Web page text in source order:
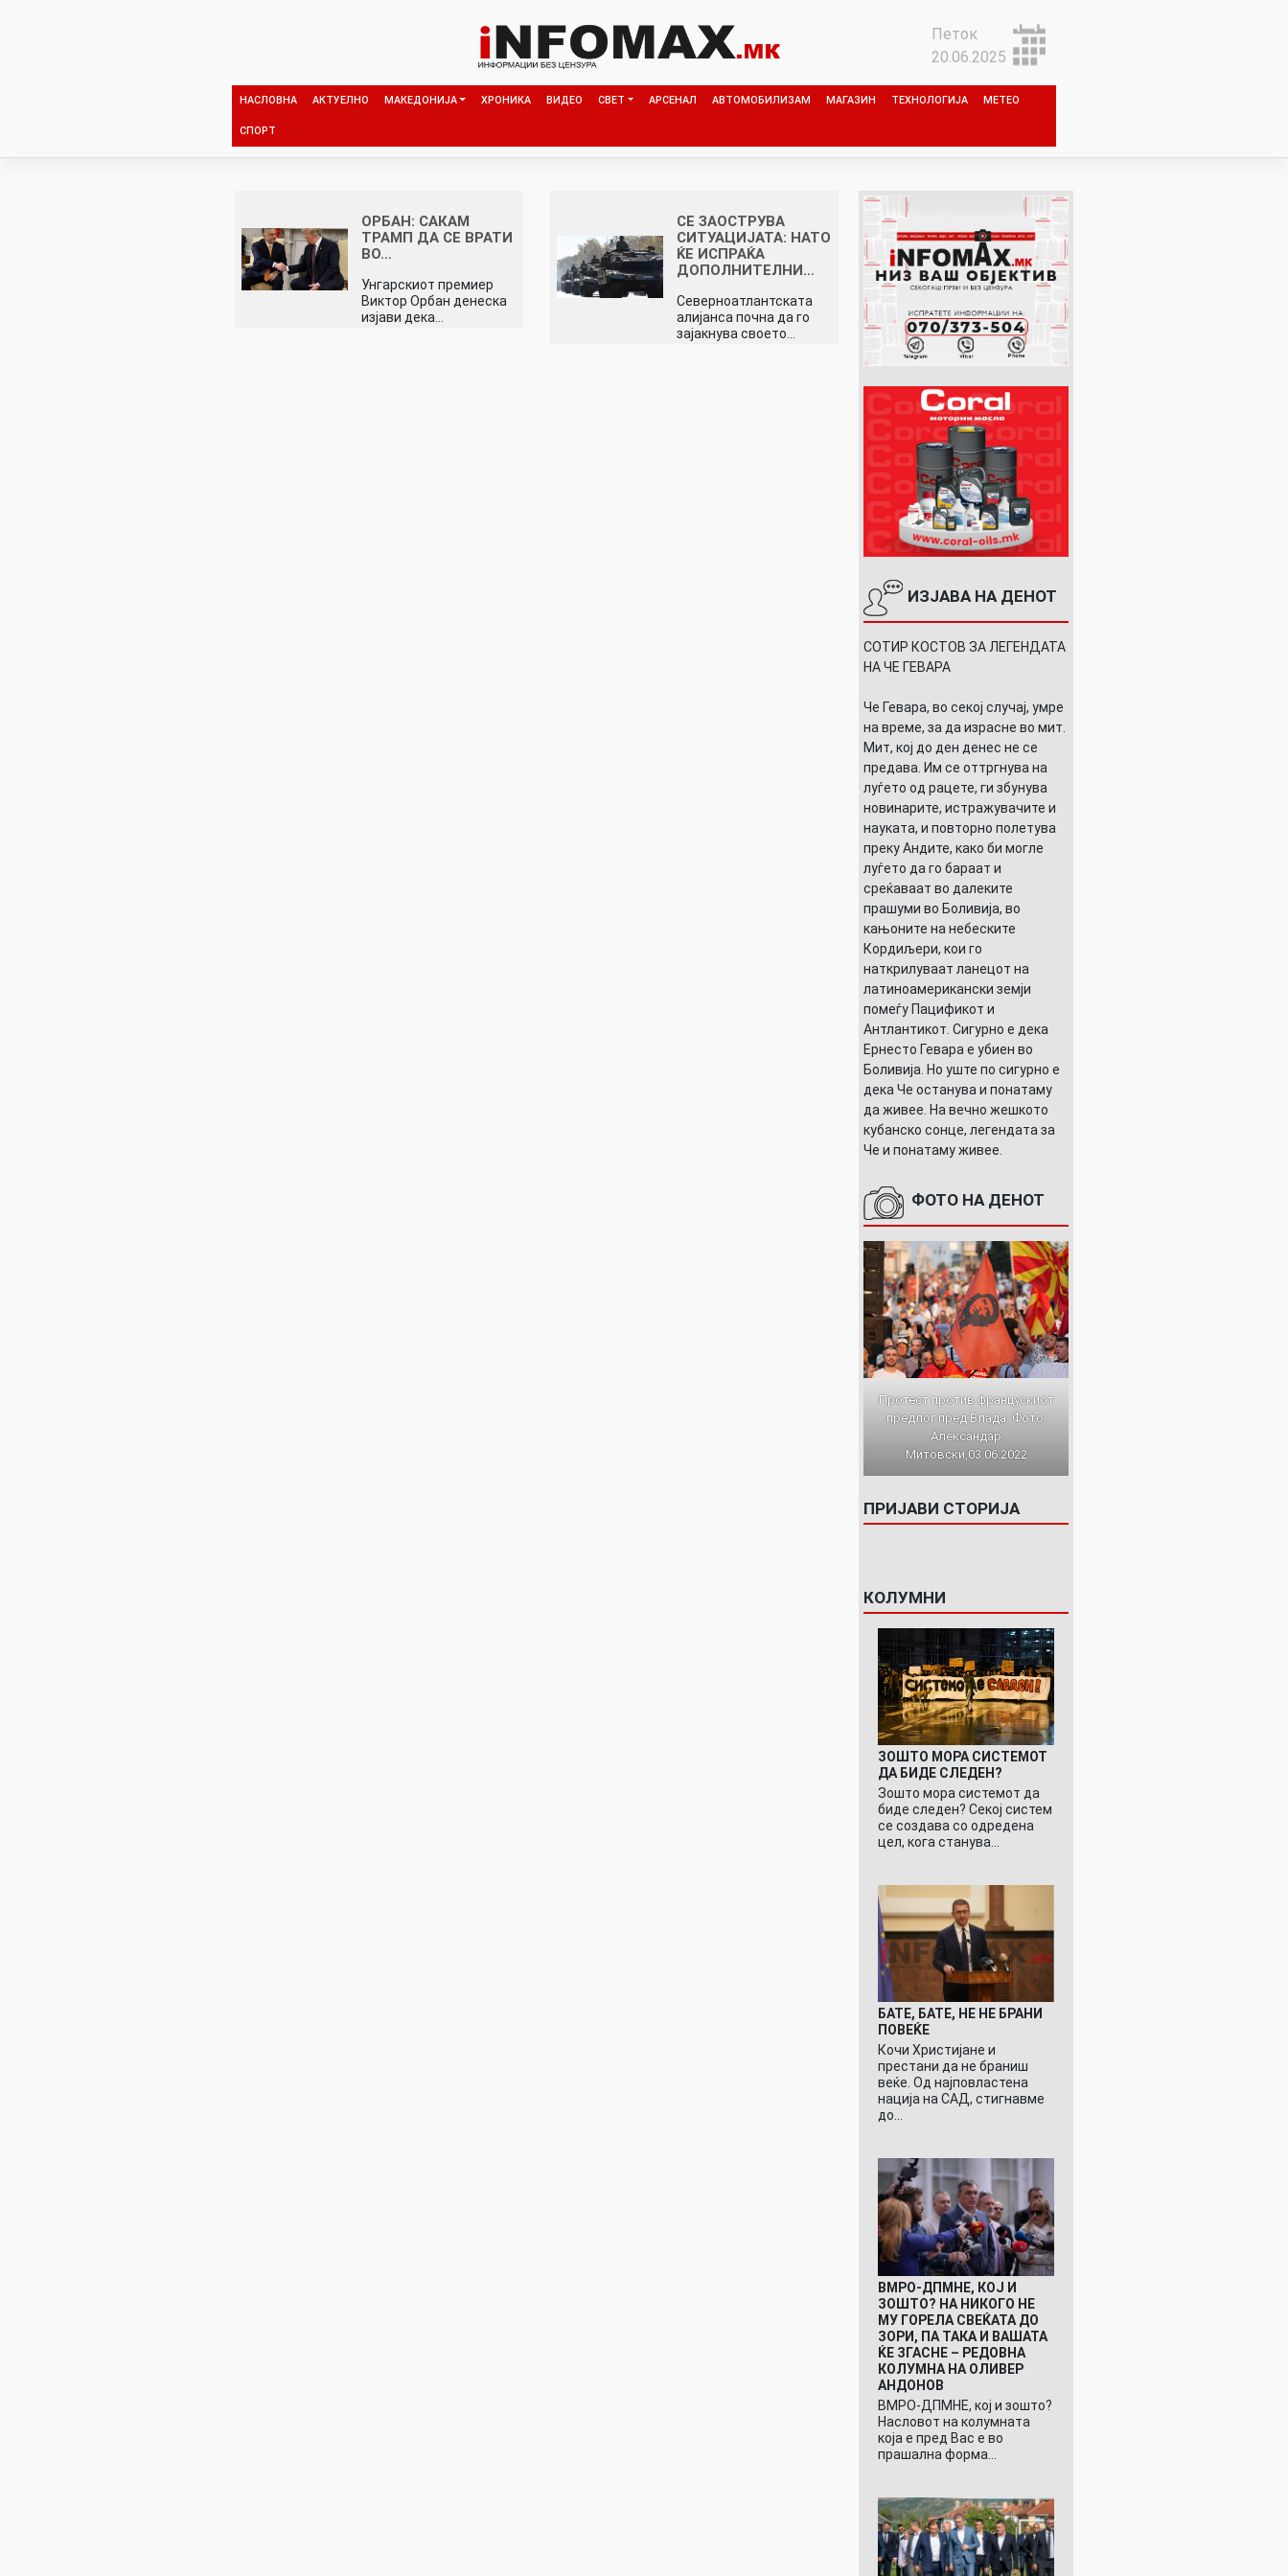
Петок
20.06.2025
НАСЛОВНА АКТУЕЛНО МАКЕДОНИЈА ХРОНИКА ВИДЕО СВЕТ АРСЕНАЛ АВТОМОБИЛИЗАМ МАГАЗИН ТЕХНОЛОГИЈА МЕТЕО
СПОРТ
ОРБАН: САКАМ
ТРАМП ДА СЕ ВРАТИ
ВО…
Унгарскиот премиер
Виктор Орбан денеска
изјави дека…
СЕ ЗAОСТРУВА
СИТУАЦИЈАТА: НАТО
ЌЕ ИСПРАЌА
ДОПОЛНИТЕЛНИ…
Северноатлантската
алијанса почна да го
зајакнува своето…
ИЗЈАВА НА ДЕНОТ
СОТИР КОСТОВ ЗА ЛЕГЕНДАТА
НА ЧЕ ГЕВАРА
Че Гевара, во секој случај, умре
на време, за да израсне во мит.
Мит, кој до ден денес не се
предава. Им се оттргнува на
луѓето од рацете, ги збунува
новинарите, истражувачите и
науката, и повторно полетува
преку Андите, како би могле
луѓето да го бараат и
среќаваат во далеките
прашуми во Боливија, во
кањоните на небеските
Кордиљери, кои го
наткрилуваат ланецот на
латиноамерикански земји
помеѓу Пацификот и
Антлантикот. Сигурно е дека
Ернесто Гевара е убиен во
Боливија. Но уште по сигурно е
дека Че останува и понатаму
да живее. На вечно жешкото
кубанско сонце, легендата за
Че и понатаму живее.
ФОТО НА ДЕНОТ
Протест против францускиот
предлог пред Влада. Фото:
Александар
Митовски,03.06.2022
ПРИЈАВИ СТОРИЈА
КОЛУМНИ
ЗОШТО МОРА СИСТЕМОТ
ДА БИДЕ СЛЕДЕН?
Зошто мора системот да
биде следен? Секој систем
се создава со одредена
цел, кога станува…
БАТЕ, БАТЕ, НЕ НЕ БРАНИ
ПОВЕЌЕ
Кочи Христијане и
престани да не браниш
веќе. Од најповластена
нација на САД, стигнавме
до…
ВМРО-ДПМНЕ, КОЈ И
ЗОШТО? НА НИКОГО НЕ
МУ ГОРЕЛА СВЕЌАТА ДО
ЗОРИ, ПА ТАКА И ВАШАТА
ЌЕ ЗГАСНЕ – РЕДОВНА
КОЛУМНА НА ОЛИВЕР
АНДОНОВ
ВМРО-ДПМНЕ, кој и зошто?
Насловот на колумната
која е пред Вас е во
прашална форма…